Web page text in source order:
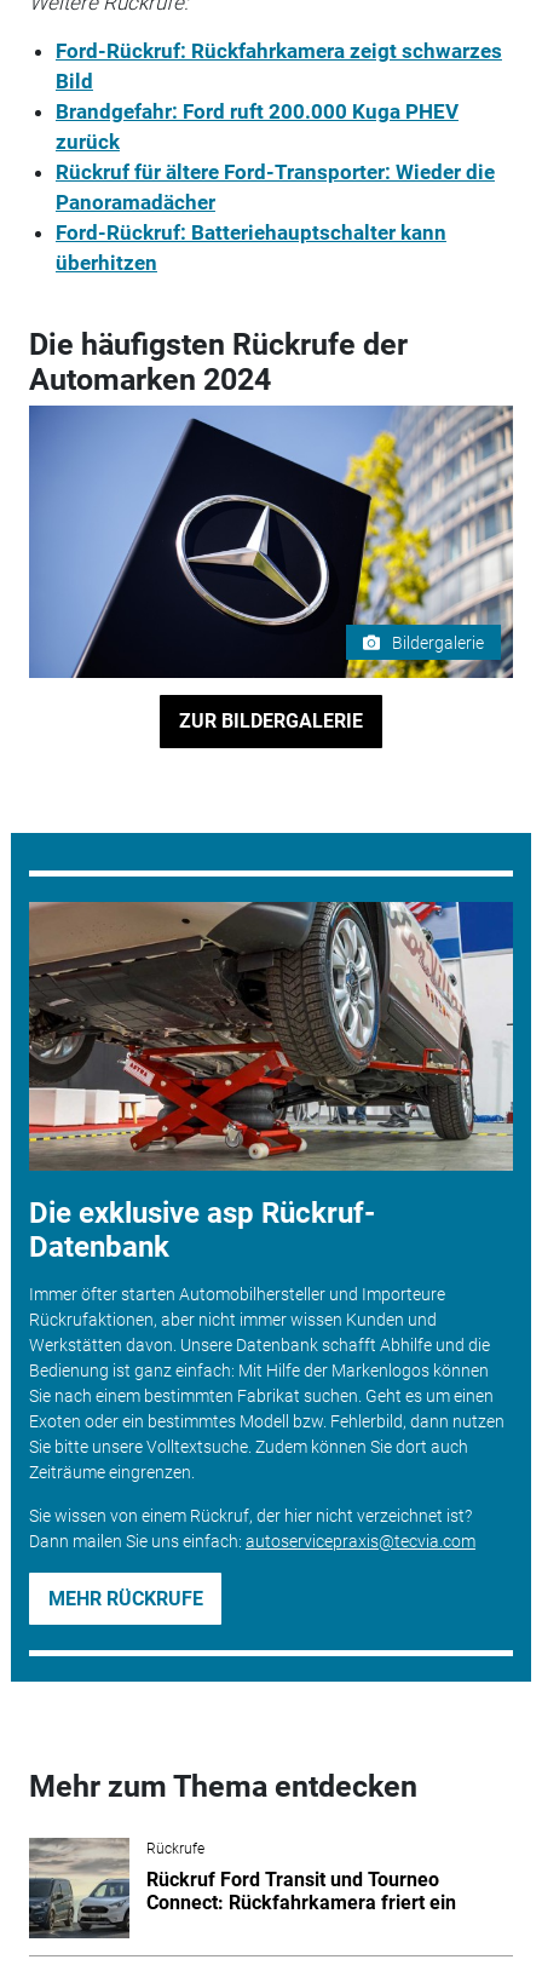
Ford-Rückruf: Rückfahrkamera zeigt schwarzes
Bild
Brandgefahr: Ford ruft 200.000 Kuga PHEV
zurück
Rückruf für ältere Ford-Transporter: Wieder die
Panoramadächer
Ford-Rückruf: Batteriehauptschalter kann
überhitzen
Die häufigsten Rückrufe der
Automarken 2024
Bildergalerie
ZUR BILDERGALERIE
Die exklusive asp Rückruf-
Datenbank
Immer öfter starten Automobilhersteller und Importeure
Rückrufaktionen, aber nicht immer wissen Kunden und
Werkstätten davon. Unsere Datenbank schafft Abhilfe und die
Bedienung ist ganz einfach: Mit Hilfe der Markenlogos können
Sie nach einem bestimmten Fabrikat suchen. Geht es um einen
Exoten oder ein bestimmtes Modell bzw. Fehlerbild, dann nutzen
Sie bitte unsere Volltextsuche. Zudem können Sie dort auch
Zeiträume eingrenzen.
Sie wissen von einem Rückruf, der hier nicht verzeichnet ist?
Dann mailen Sie uns einfach: autoservicepraxis@tecvia.com
MEHR RÜCKRUFE
Mehr zum Thema entdecken
Rückrufe
Rückruf Ford Transit und Tourneo
Connect: Rückfahrkamera friert ein